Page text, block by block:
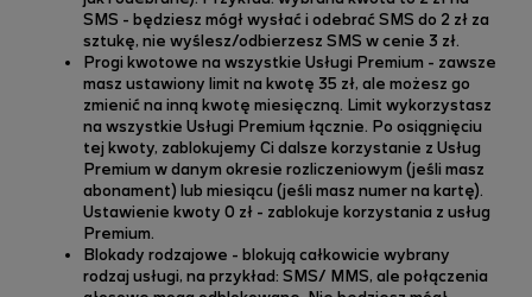
SMS - będziesz mógł wysłać i odebrać SMS do 2 zł za
sztukę, nie wyślesz/odbierzesz SMS w cenie 3 zł.
Progi kwotowe na wszystkie Usługi Premium - zawsze
masz ustawiony limit na kwotę 35 zł, ale możesz go
zmienić na inną kwotę miesięczną. Limit wykorzystasz
na wszystkie Usługi Premium łącznie. Po osiągnięciu
tej kwoty, zablokujemy Ci dalsze korzystanie z Usług
Premium w danym okresie rozliczeniowym (jeśli masz
abonament) lub miesiącu (jeśli masz numer na kartę).
Ustawienie kwoty 0 zł - zablokuje korzystania z usług
Premium.
Blokady rodzajowe - blokują całkowicie wybrany
rodzaj usługi, na przykład: SMS/ MMS, ale połączenia